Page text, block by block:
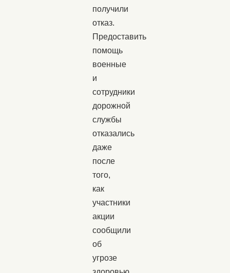
получили
отказ.
Предоставить
помощь
военные
и
сотрудники
дорожной
службы
отказались
даже
после
того,
как
участники
акции
сообщили
об
угрозе